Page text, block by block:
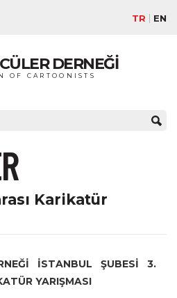
TR EN
DERNEĞİ
OF CARTOONISTS
Karikatür
İSTANBUL ŞUBESİ 3.
YARIŞMASI